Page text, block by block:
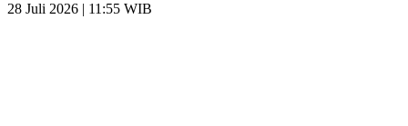
28 Juli 2026 | 11:55 WIB